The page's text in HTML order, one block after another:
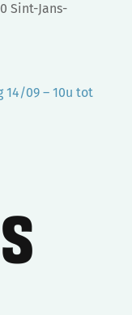
Sint-Jans-
14/09 – 10u tot